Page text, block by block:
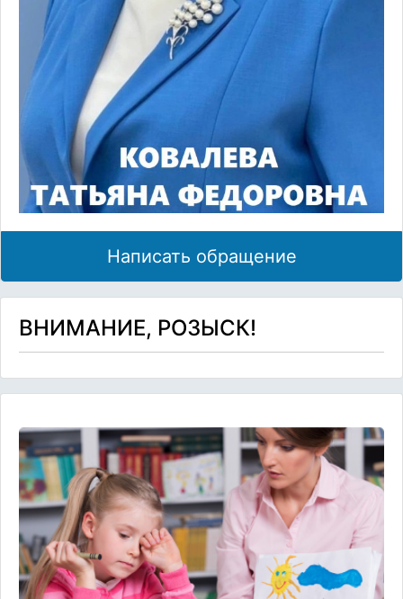
Написать обращение
ВНИМАНИЕ, РОЗЫСК!